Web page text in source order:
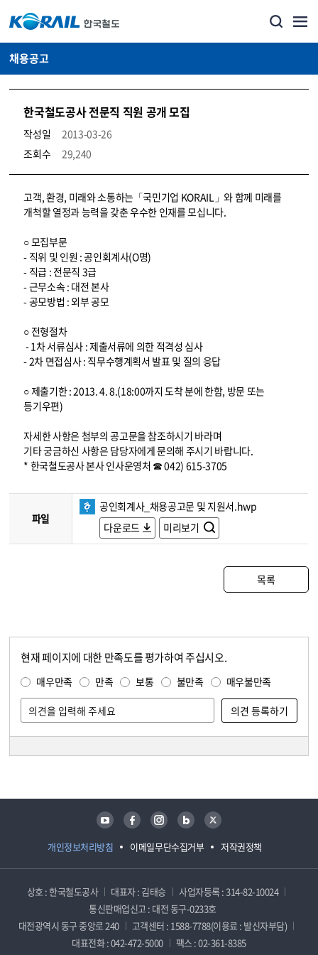
채용공고
한국철도공사 전문직 직원 공개 모집
작성일
2013-03-26
조회수
29,240
코레일소개_경영공시_채용공고 상세보기 – 내용, 파일, 담당자 연락처로 구성
고객, 환경, 미래와 소통하는「국민기업 KORAIL」와 함께 미래를
개척할 열정과 능력을 갖춘 우수한 인재를 모십니다.
○ 모집부문
- 직위 및 인원 : 공인회계사(O명)
- 직급 : 전문직 3급
- 근무소속 : 대전 본사
- 공모방법 : 외부 공모
○ 전형절차
- 1차 서류심사 : 제출서류에 의한 적격성 심사
- 2차 면접심사 : 직무수행계획서 발표 및 질의 응답
○ 제출기한 : 2013. 4. 8.(18:00까지 도착 분에 한함, 방문 또는
등기우편)
자세한 사항은 첨부의 공고문을 참조하시기 바라며
기타 궁금하신 사항은 담당자에게 문의해 주시기 바랍니다.
* 한국철도공사 본사 인사운영처 ☎ 042) 615-3705
파일
공인회계사_채용공고문 및 지원서.hwp
다운로드
미리보기
목록
현재 페이지에 대한 만족도를 평가하여 주십시오.
매우만족 만족 보통 불만족 매우불만족
개인정보처리방침 이메일무단수집거부 저작권정책
유튜브 페이스북 인스타그램 블로그 트위터
상호 : 한국철도공사 대표자 : 김태승
사업자등록 : 314-82-10024
통신판매업신고 : 대전 동구-0233호
대전광역시 동구 중앙로 240
고객센터 : 1588-7788(이용료 : 발신자부담)
대표전화 : 042-472-5000
팩스 : 02-361-8385